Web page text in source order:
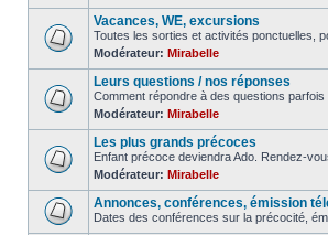
Vacances, WE, excursions
Toutes les sorties et activités ponctuelles,
Modérateur: Mirabelle
Leurs questions / nos réponses
Comment répondre à des questions parfois
Modérateur: Mirabelle
Les plus grands précoces
Enfant précoce deviendra Ado. Rendez-
Modérateur: Mirabelle
Annonces, conférences, émission
Dates des conférences sur la précocité,